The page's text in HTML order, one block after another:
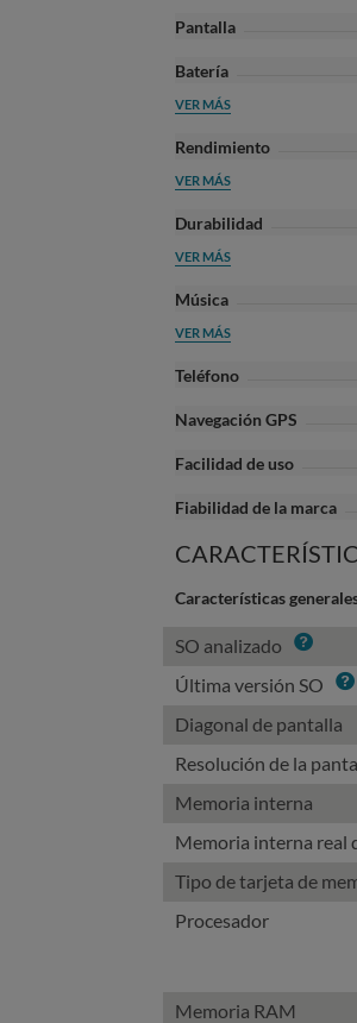
Pantalla
Batería
VER MÁS
Rendimiento
VER MÁS
Durabilidad
VER MÁS
Música
VER MÁS
Teléfono
Navegación GPS
Facilidad de uso
Fiabilidad de la marca
Características
SO analizado Info
Última versión SO Info
Diagonal de pantalla
Resolución de la
Memoria interna
Memoria interna real
Tipo de tarjeta de
Procesador
Memoria RAM